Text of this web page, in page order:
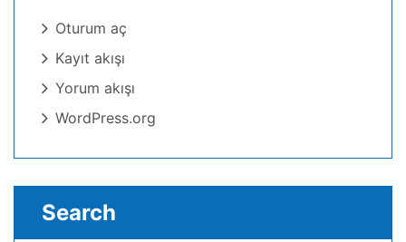
Oturum aç
Kayıt akışı
Yorum akışı
WordPress.org
Search